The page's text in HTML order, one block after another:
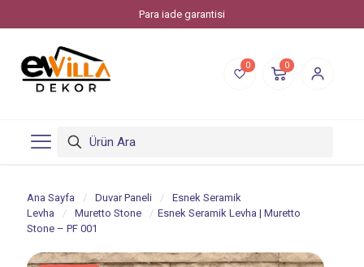
Evvilla Dekor, Piksstone'un bir online alışveriş markasıdır.
0 0
Ana Sayfa / Duvar Paneli /
Esnek Seramik
Levha
/ Muretto Stone / Esnek Seramik Levha | Muretto
Stone – PF 001